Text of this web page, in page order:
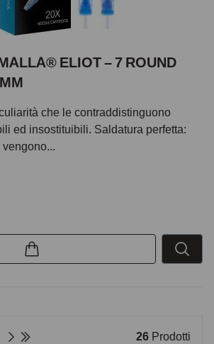
ELIOT – 7 ROUND
che le contraddistinguono
ed insostituibili. Saldatura perfetta:
26 Prodotti